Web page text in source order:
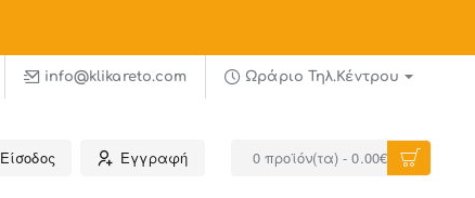
info@klikareto.com Ωράριο Τηλ.Κέντρου
Είσοδος Εγγραφή 0 προϊόν(τα) - 0.00€